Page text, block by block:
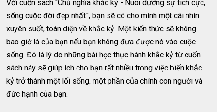
Với cuốn sách “Chủ nghĩa khắc kỷ - Nuôi dưỡng sự tích cực,
sống cuộc đời đẹp nhất”, bạn sẽ có cho mình một cái nhìn
xuyên suốt, toàn diện về khắc kỷ. Một kiến thức sẽ không
bao giờ là của bạn nếu bạn không đưa được nó vào cuộc
sống. Đó là lý do những bài học thực hành khắc kỷ từ cuốn
sách này sẽ giúp ích cho bạn rất nhiều trong việc biến khắc
kỷ trở thành một lối sống, một phần của chính con người và
đức hạnh của bạn.